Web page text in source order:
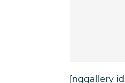
[nggallery